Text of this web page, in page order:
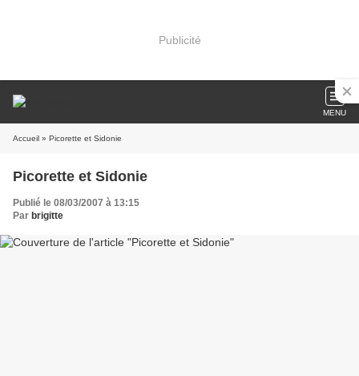
Publicité
MENU
Accueil » Picorette et Sidonie
Picorette et Sidonie
Publié le 08/03/2007 à 13:15
Par brigitte